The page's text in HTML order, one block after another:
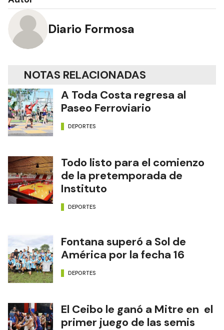
Diario Formosa
NOTAS RELACIONADAS
A Toda Costa regresa al
Paseo Ferroviario
DEPORTES
Todo listo para el comienzo
de la pretemporada de
Instituto
DEPORTES
Fontana superó a Sol de
América por la fecha 16
DEPORTES
El Ceibo le ganó a Mitre en el
primer juego de las semis